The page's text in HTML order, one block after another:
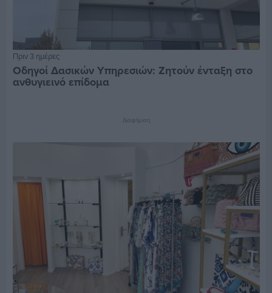
Πριν 3 ημέρες
Οδηγοί Δασικών Υπηρεσιών: Ζητούν ένταξη στο
ανθυγιεινό επίδομα
Διαφήμιση